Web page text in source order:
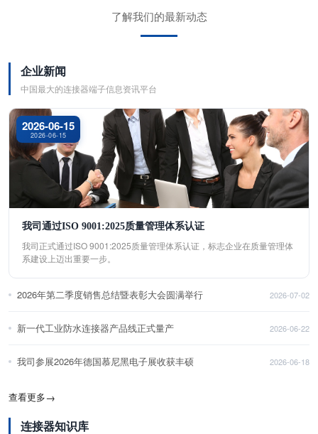
了解我们的最新动态
企业新闻
中国最大的连接器端子信息资讯平台
2026-06-15
2026-06-15
我司通过ISO 9001:2025质量管理体系认证
我司正式通过ISO 9001:2025质量管理体系认证，标志企业在质量管理体
系建设上迈出重要一步。
2026年第二季度销售总结暨表彰大会圆满举行 2026-07-02
新一代工业防水连接器产品线正式量产 2026-06-22
我司参展2026年德国慕尼黑电子展收获丰硕 2026-06-18
查看更多→
连接器知识库